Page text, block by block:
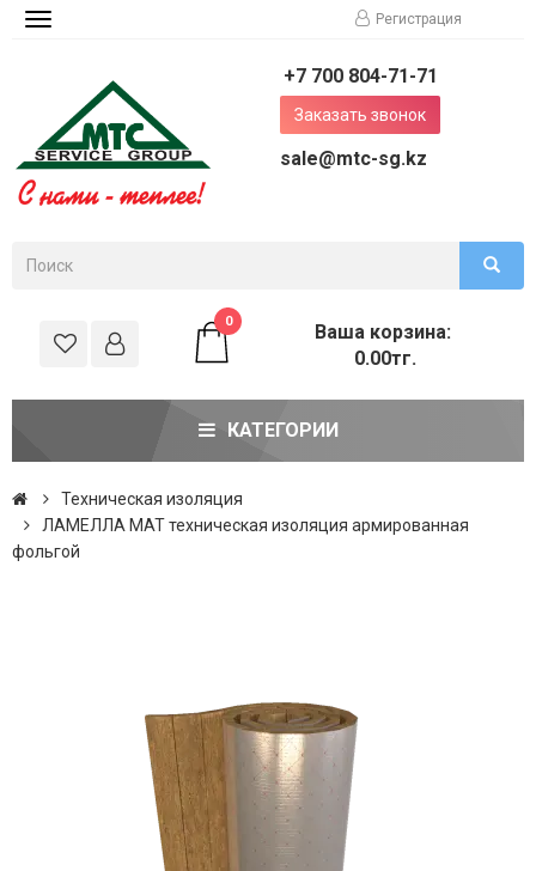
Toggle
Регистрация
+7 700 804-71-71
Заказать звонок
sale@mtc-sg.kz
0
Ваша корзина:
0.00тг.
КАТЕГОРИИ
Техническая изоляция
ЛАМЕЛЛА МАТ техническая изоляция армированная
фольгой